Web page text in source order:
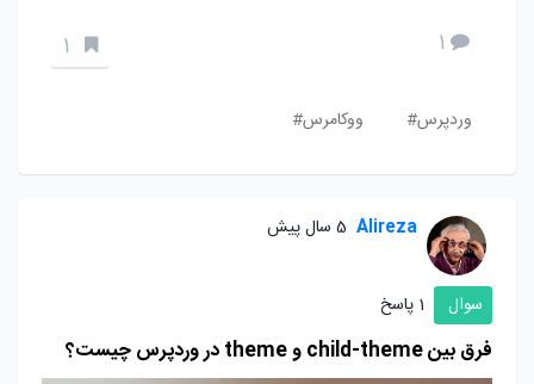
1
1
وردپرس# ووکامرس#
Alireza 5 سال پیش
سوال 1 پاسخ
فرق بین child-theme و theme در وردپرس چیست؟